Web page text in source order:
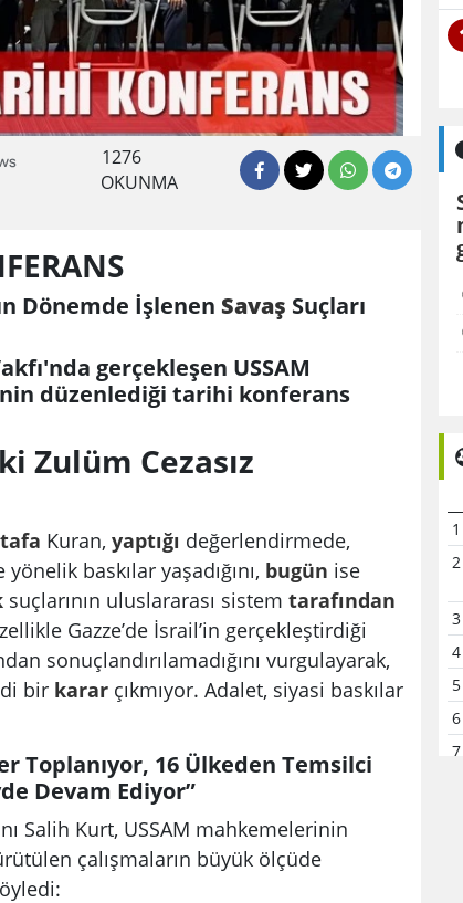
1276
OKUNMA
Dönemde İşlenen Savaş Suçları
gerçekleşen USSAM
düzenlediği tarihi konferans
Zulüm Cezasız
Kuran, yaptığı değerlendirmede,
baskılar yaşadığını, bugün ise
suçlarının uluslararası sistem tarafından
Gazze’de İsrail’in gerçekleştirdiği
sonuçlandırılamadığını vurgulayarak,
bir karar çıkmıyor. Adalet, siyasi baskılar
Toplanıyor, 16 Ülkeden Temsilci
Devam Ediyor”
Salih Kurt, USSAM mahkemelerinin
çalışmaların büyük ölçüde
1
2
3
4
5
6
7